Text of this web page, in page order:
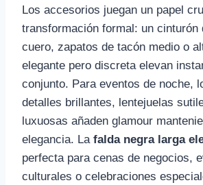
Los accesorios juegan un papel
transformación formal: un cinturón
cuero, zapatos de tacón medio o
elegante pero discreta elevan
conjunto. Para eventos de noche,
detalles brillantes, lentejuelas
luxuosas añaden glamour
elegancia. La falda negra larga
perfecta para cenas de negocios,
culturales o celebraciones